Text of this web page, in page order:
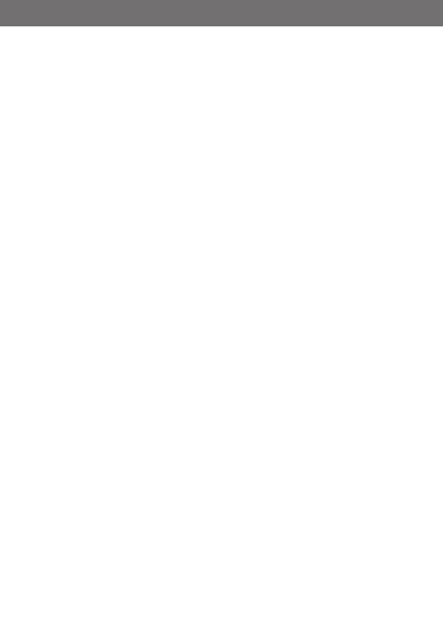
Copyright©2021 Jiang Architects＆ Engineers